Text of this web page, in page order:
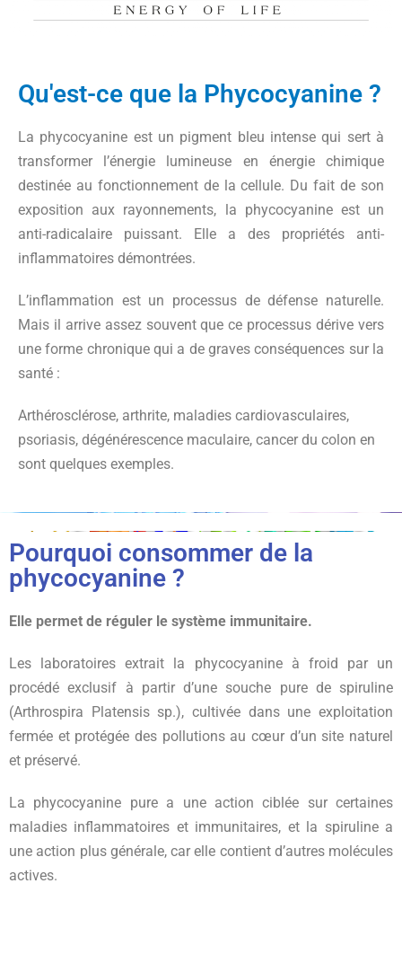
Qu'est-ce que la Phycocyanine ?
La phycocyanine est un pigment bleu intense qui sert à
transformer l’énergie lumineuse en énergie chimique
destinée au fonctionnement de la cellule. Du fait de son
exposition aux rayonnements, la phycocyanine est un
anti-radicalaire puissant. Elle a des propriétés anti-
inflammatoires démontrées.
L’inflammation est un processus de défense naturelle.
Mais il arrive assez souvent que ce processus dérive vers
une forme chronique qui a de graves conséquences sur la
santé :
Arthérosclérose, arthrite, maladies cardiovasculaires,
psoriasis, dégénérescence maculaire, cancer du colon en
sont quelques exemples.
Pourquoi consommer de la
phycocyanine ?
Elle permet de réguler le système immunitaire.
Les laboratoires extrait la phycocyanine à froid par un
procédé exclusif à partir d’une souche pure de spiruline
(Arthrospira Platensis sp.), cultivée dans une exploitation
fermée et protégée des pollutions au cœur d’un site naturel
et préservé.
La phycocyanine pure a une action ciblée sur certaines
maladies inflammatoires et immunitaires, et la spiruline a
une action plus générale, car elle contient d’autres molécules
actives.